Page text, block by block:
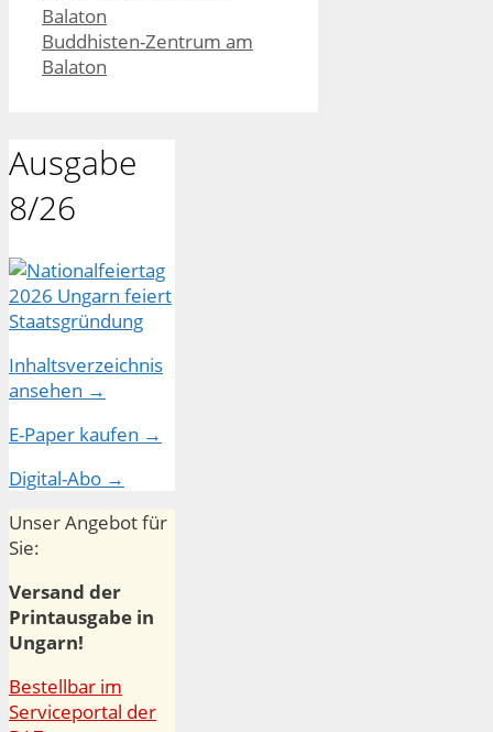
Balaton
Buddhisten-Zentrum am
Balaton
Ausgabe
8/26
Inhaltsverzeichnis
ansehen →
E-Paper kaufen →
Digital-Abo →
Unser Angebot für
Sie:
Versand der
Printausgabe in
Ungarn!
Bestellbar im
Serviceportal der